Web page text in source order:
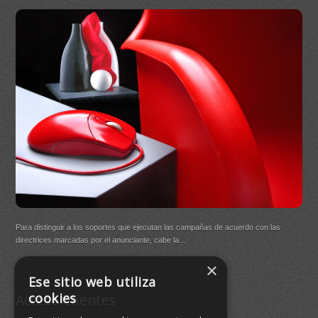
Para distinguir a los soportes que ejecutan las campañas de acuerdo con las
directrices marcadas por el anunciante, cabe la…
Acceso Clientes
×
Ese sitio web utiliza
cookies